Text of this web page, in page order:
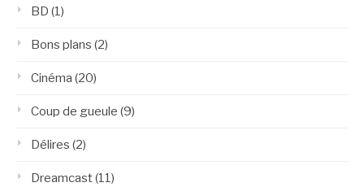
BD (1)
Bons plans (2)
Cinéma (20)
Coup de gueule (9)
Délires (2)
Dreamcast(11)